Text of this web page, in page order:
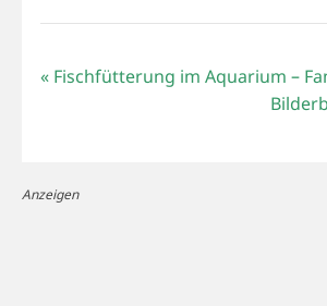
«Fischfütterung im Aquarium –
Anzeigen